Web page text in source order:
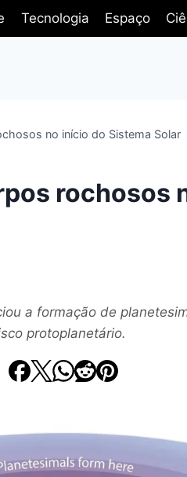
Tecnologia Espaço
no início do Sistema Solar
rochosos
a formação de
protoplanetário.